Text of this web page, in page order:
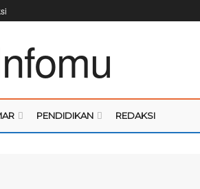
PENDIDIKAN REDAKSI